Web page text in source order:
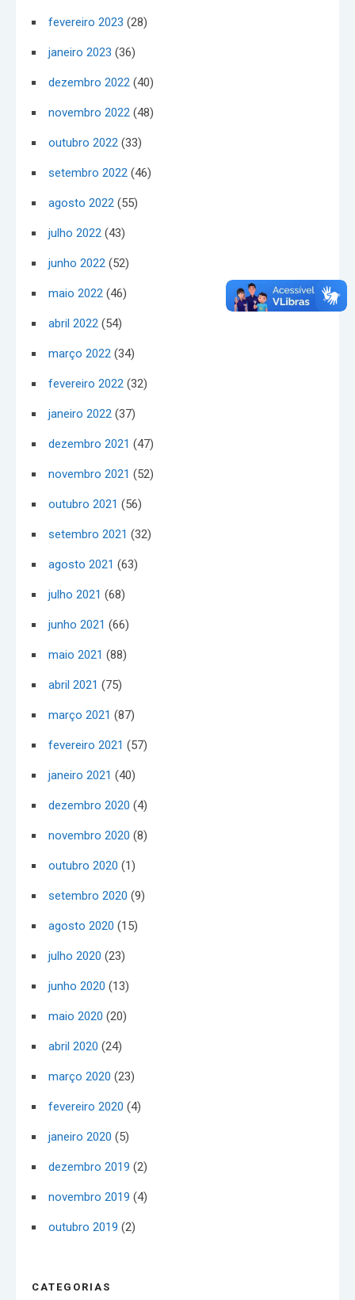
fevereiro 2023 (28)
janeiro 2023 (36)
dezembro 2022 (40)
novembro 2022 (48)
outubro 2022 (33)
setembro 2022 (46)
agosto 2022 (55)
julho 2022 (43)
junho 2022 (52)
maio 2022 (46)
abril 2022 (54)
março 2022 (34)
fevereiro 2022 (32)
janeiro 2022 (37)
dezembro 2021 (47)
novembro 2021 (52)
outubro 2021 (56)
setembro 2021 (32)
agosto 2021 (63)
julho 2021 (68)
junho 2021 (66)
maio 2021 (88)
abril 2021 (75)
março 2021 (87)
fevereiro 2021 (57)
janeiro 2021 (40)
dezembro 2020 (4)
novembro 2020 (8)
outubro 2020 (1)
setembro 2020 (9)
agosto 2020 (15)
julho 2020 (23)
junho 2020 (13)
maio 2020 (20)
abril 2020 (24)
março 2020 (23)
fevereiro 2020 (4)
janeiro 2020 (5)
dezembro 2019 (2)
novembro 2019 (4)
outubro 2019 (2)
CATEGORIAS